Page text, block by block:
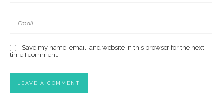
Save my name, email, and website in this browser for the next
time I comment.